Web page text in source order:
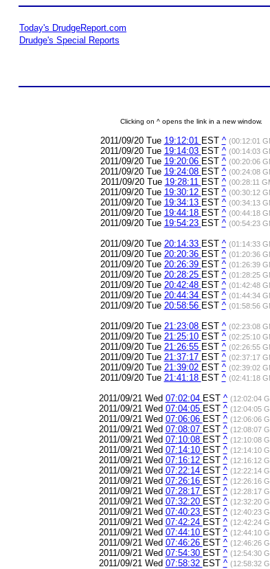
Today's DrudgeReport.com
Drudge's Special Reports
Clicking on ^ opens the link in a new window.
2011/09/20 Tue 19:12:01 EST ^ (00:12:01
2011/09/20 Tue 19:14:03 EST ^ (00:14:03
2011/09/20 Tue 19:20:06 EST ^ (00:20:06
2011/09/20 Tue 19:24:08 EST ^ (00:24:08
2011/09/20 Tue 19:28:11 EST ^ (00:28:11
2011/09/20 Tue 19:30:12 EST ^ (00:30:12
2011/09/20 Tue 19:34:13 EST ^ (00:34:13
2011/09/20 Tue 19:44:18 EST ^ (00:44:18
2011/09/20 Tue 19:54:23 EST ^ (00:54:23
2011/09/20 Tue 20:14:33 EST ^ (01:14:33
2011/09/20 Tue 20:20:36 EST ^ (01:20:36
2011/09/20 Tue 20:26:39 EST ^ (01:26:39
2011/09/20 Tue 20:28:25 EST ^ (01:28:25
2011/09/20 Tue 20:42:48 EST ^ (01:42:48
2011/09/20 Tue 20:44:34 EST ^ (01:44:34
2011/09/20 Tue 20:58:56 EST ^ (01:58:56
2011/09/20 Tue 21:23:08 EST ^ (02:23:08
2011/09/20 Tue 21:25:10 EST ^ (02:25:10
2011/09/20 Tue 21:26:55 EST ^ (02:26:55
2011/09/20 Tue 21:37:17 EST ^ (02:37:17
2011/09/20 Tue 21:39:02 EST ^ (02:39:02
2011/09/20 Tue 21:41:18 EST ^ (02:41:18
2011/09/21 Wed 07:02:04 EST ^ (12:02:04
2011/09/21 Wed 07:04:05 EST ^ (12:04:05
2011/09/21 Wed 07:06:06 EST ^ (12:06:06
2011/09/21 Wed 07:08:07 EST ^ (12:08:07
2011/09/21 Wed 07:10:08 EST ^ (12:10:08
2011/09/21 Wed 07:14:10 EST ^ (12:14:10
2011/09/21 Wed 07:16:12 EST ^ (12:16:12
2011/09/21 Wed 07:22:14 EST ^ (12:22:14
2011/09/21 Wed 07:26:16 EST ^ (12:26:16
2011/09/21 Wed 07:28:17 EST ^ (12:28:17
2011/09/21 Wed 07:32:20 EST ^ (12:32:20
2011/09/21 Wed 07:40:23 EST ^ (12:40:23
2011/09/21 Wed 07:42:24 EST ^ (12:42:24
2011/09/21 Wed 07:44:10 EST ^ (12:44:10
2011/09/21 Wed 07:46:26 EST ^ (12:46:26
2011/09/21 Wed 07:54:30 EST ^ (12:54:30
2011/09/21 Wed 07:58:32 EST ^ (12:58:32